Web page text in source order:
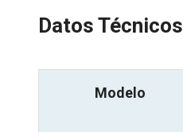
Datos Técnicos
Modelo